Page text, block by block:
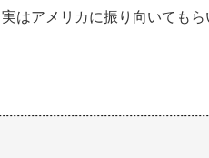
はアメリカに振り向いても